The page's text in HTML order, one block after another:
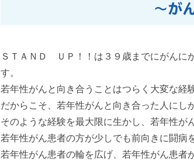
～が
ＳＴＡＮＤ ＵＰ！！は３９歳までにがんに
す。
若年性がんと向き合うことはつらく大変な経
だからこそ、若年性がんと向き合った人にし
そのような経験を最大限に生かし、若年性が
若年性がん患者の方が少しでも前向きに闘病
若年性がん患者の輪を広げ、若年性がん患者